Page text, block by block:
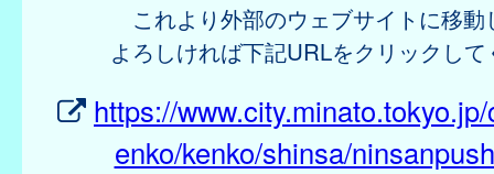
これより外部のウェブサイトに移動
よろしければ下記URLをクリックし
https://
enko/kenko/shinsa/